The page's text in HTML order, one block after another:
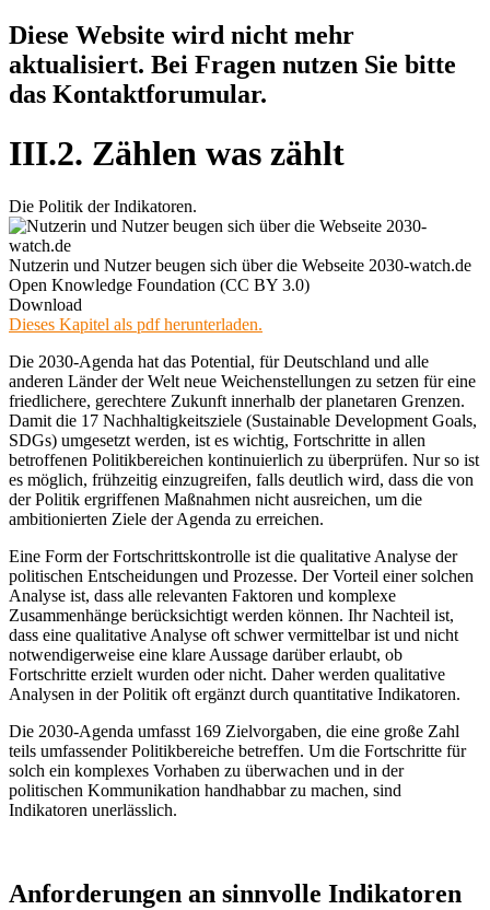
Diese Website wird nicht mehr
aktualisiert. Bei Fragen nutzen Sie bitte
das Kontaktforumular.
III.2. Zählen was zählt
Die Politik der Indikatoren.
Nutzerin und Nutzer beugen sich über die Webseite 2030-watch.de
Open Knowledge Foundation (CC BY 3.0)
Download
Dieses Kapitel als pdf herunterladen.
Die 2030-Agenda hat das Potential, für Deutschland und alle
anderen Länder der Welt neue Weichenstellungen zu setzen für eine
friedlichere, gerechtere Zukunft innerhalb der planetaren Grenzen.
Damit die 17 Nachhaltigkeitsziele (Sustainable Development Goals,
SDGs) umgesetzt werden, ist es wichtig, Fortschritte in allen
betroffenen Politikbereichen kontinuierlich zu überprüfen. Nur so ist
es möglich, frühzeitig einzugreifen, falls deutlich wird, dass die von
der Politik ergriffenen Maßnahmen nicht ausreichen, um die
ambitionierten Ziele der Agenda zu erreichen.
Eine Form der Fortschrittskontrolle ist die qualitative Analyse der
politischen Entscheidungen und Prozesse. Der Vorteil einer solchen
Analyse ist, dass alle relevanten Faktoren und komplexe
Zusammenhänge berücksichtigt werden können. Ihr Nachteil ist,
dass eine qualitative Analyse oft schwer vermittelbar ist und nicht
notwendigerweise eine klare Aussage darüber erlaubt, ob
Fortschritte erzielt wurden oder nicht. Daher werden qualitative
Analysen in der Politik oft ergänzt durch quantitative Indikatoren.
Die 2030-Agenda umfasst 169 Zielvorgaben, die eine große Zahl
teils umfassender Politikbereiche betreffen. Um die Fortschritte für
solch ein komplexes Vorhaben zu überwachen und in der
politischen Kommunikation handhabbar zu machen, sind
Indikatoren unerlässlich.
Anforderungen an sinnvolle Indikatoren